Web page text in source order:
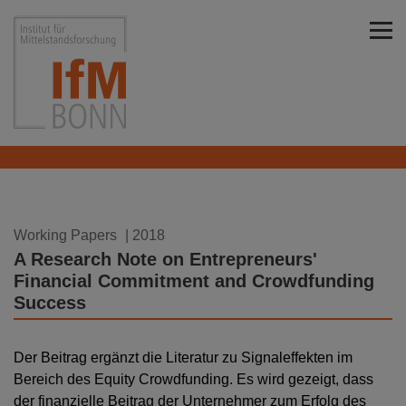
Institut für Mittelstandsforschung Bonn
Working Papers 21.06.2018
| 2018
A Research Note on Entrepreneurs'
Financial Commitment and Crowdfunding
Success
Der Beitrag ergänzt die Literatur zu Signaleffekten im
Bereich des Equity Crowdfunding. Es wird gezeigt, dass
der finanzielle Beitrag der Unternehmer zum Erfolg des